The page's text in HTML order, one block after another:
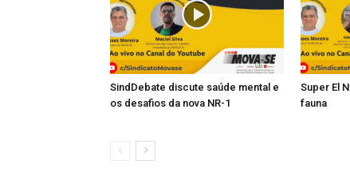
SindDebate discute saúde mental e
os desafios da nova NR-1
Super El
fauna